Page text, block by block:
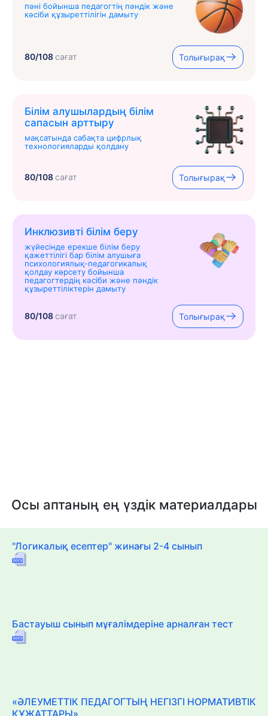
пәні бойынша педагогтің пәндік және
кәсіби құзыреттілігін дамыту
80/108сағат Толығырақ
Білім алушылардың білім
сапасын арттыру
мақсатында сабақта цифрлық
технологияларды қолдану
80/108сағат Толығырақ
Инклюзивті білім беру
жүйесінде ерекше білім беру
қажеттілігі бар білім алушыға
психологиялық-педагогикалық
қолдау көрсету бойынша
педагогтердің кәсіби және пәндік
құзыреттіліктерін дамыту
80/108сағат Толығырақ
Осы аптаның ең үздік материалдары
"Логикалық есептер" жинағы 2-4 сынып
Бастауыш сынып мұғалімдеріне арналған тест
«ӘЛЕУМЕТТІК ПЕДАГОГТЫҢ НЕГІЗГІ НОРМАТИВТІК
ҚҰЖАТТАРЫ»